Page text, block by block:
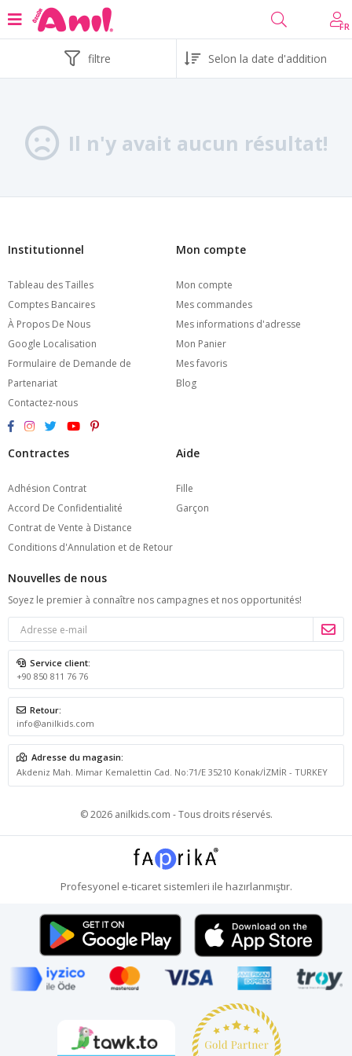
FR
filtre
Il n'y avait aucun résultat!
Institutionnel
Tableau des Tailles
Comptes Bancaires
À Propos De Nous
Google Localisation
Formulaire de Demande de
Partenariat
Contactez-nous
Mon compte
Mon compte
Mes commandes
Mes informations d'adresse
Mon Panier
Mes favoris
Blog
Contractes
Adhésion Contrat
Accord De Confidentialité
Contrat de Vente à Distance
Conditions d'Annulation et de Retour
Aide
Fille
Garçon
Nouvelles de nous
Soyez le premier à connaître nos campagnes et nos opportunités!
Service client:
+90 850 811 76 76
Retour:
info@anilkids.com
Adresse du magasin:
Akdeniz Mah. Mimar Kemalettin Cad. No:71/E 35210 Konak/İZMİR - TURKEY
© 2026 anilkids.com - Tous droits réservés.
Profesyonel e-ticaretsistemleri ile hazırlanmıştır.